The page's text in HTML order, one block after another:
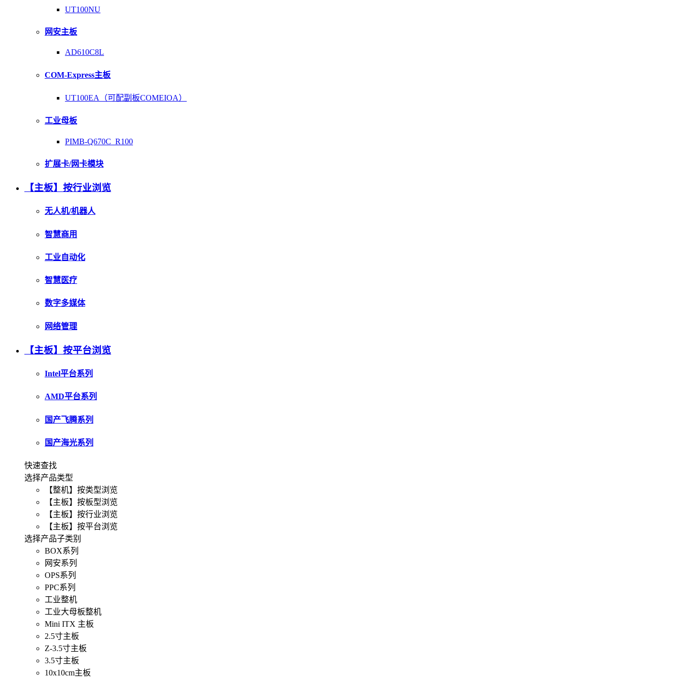
UT100NU
网安主板
AD610C8L
COM-Express主板
UT100EA（可配副板COMEIOA）
工业母板
PIMB-Q670C_R100
扩展卡/网卡模块
【主板】按行业浏览
无人机/机器人
智慧商用
工业自动化
智慧医疗
数字多媒体
网络管理
【主板】按平台浏览
Intel平台系列
AMD平台系列
国产飞腾系列
国产海光系列
快速查找
选择产品类型
【整机】按类型浏览
【主板】按板型浏览
【主板】按行业浏览
【主板】按平台浏览
选择产品子类别
BOX系列
网安系列
OPS系列
PPC系列
工业整机
工业大母板整机
Mini ITX 主板
2.5寸主板
Z-3.5寸主板
3.5寸主板
10x10cm主板